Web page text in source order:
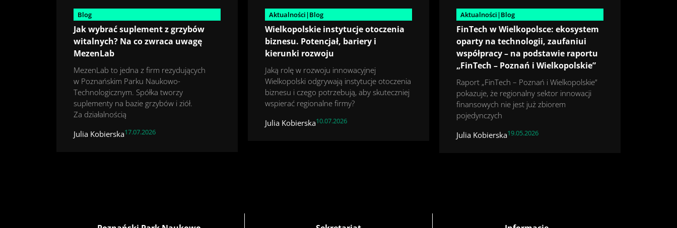
Blog
Jak wybrać suplement z grzybów
witalnych? Na co zwraca uwagę
MezenLab
MezenLab to jedna z firm rezydujących
w Poznańskim Parku Naukowo-
Technologicznym. Spółka tworzy
suplementy na bazie grzybów i ziół.
Za działalnością
Julia Kobierska17.07.2026
Aktualności|Blog
Wielkopolskie instytucje otoczenia
biznesu. Potencjał, bariery i
kierunki rozwoju
Jaką rolę w rozwoju innowacyjnej
Wielkopolski odgrywają instytucje otoczenia
biznesu i czego potrzebują, aby skuteczniej
wspierać regionalne firmy?
Julia Kobierska10.07.2026
Aktualności|Blog
FinTech w Wielkopolsce: ekosystem
oparty na technologii, zaufaniui
współpracy – na podstawie raportu
„FinTech – Poznań i Wielkopolskie”
Raport „FinTech – Poznań i Wielkopolskie”
pokazuje, że regionalny sektor innowacji
finansowych nie jest już zbiorem
pojedynczych
Julia Kobierska19.05.2026